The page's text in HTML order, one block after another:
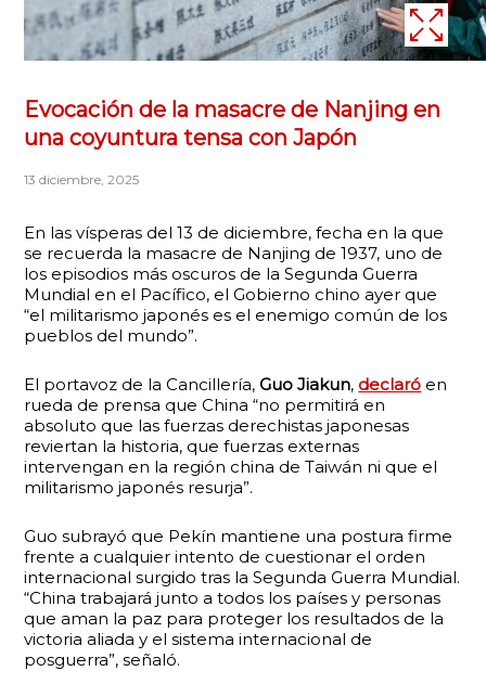
Evocación de la masacre de Nanjing en
una coyuntura tensa con Japón
13 diciembre, 2025
En las vísperas del 13 de diciembre, fecha en la que
se recuerda la masacre de Nanjing de 1937, uno de
los episodios más oscuros de la Segunda Guerra
Mundial en el Pacífico, el Gobierno chino ayer que
“el militarismo japonés es el enemigo común de los
pueblos del mundo”.
El portavoz de la Cancillería,Guo Jiakun, declaró en
rueda de prensa que China “no permitirá en
absoluto que las fuerzas derechistas japonesas
reviertan la historia, que fuerzas externas
intervengan en la región china de Taiwán ni que el
militarismo japonés resurja”.
Guo subrayó que Pekín mantiene una postura firme
frente a cualquier intento de cuestionar el orden
internacional surgido tras la Segunda Guerra Mundial.
“China trabajará junto a todos los países y personas
que aman la paz para proteger los resultados de la
victoria aliada y el sistema internacional de
posguerra”, señaló.